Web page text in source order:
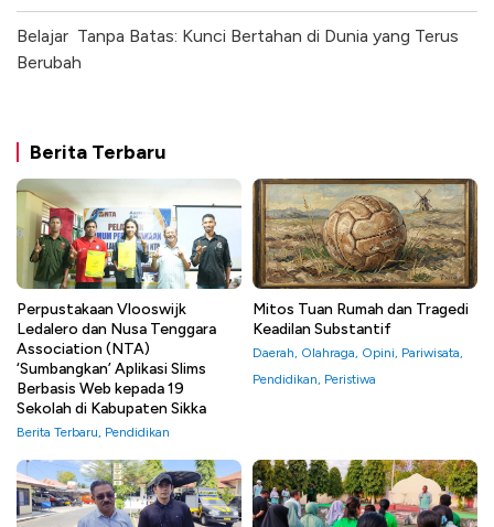
Belajar Tanpa Batas: Kunci Bertahan di Dunia yang Terus
Berubah
Berita Terbaru
Perpustakaan Vlooswijk
Ledalero dan Nusa Tenggara
Association (NTA)
‘Sumbangkan’ Aplikasi Slims
Berbasis Web kepada 19
Sekolah di Kabupaten Sikka
Berita Terbaru, Pendidikan
Mitos Tuan Rumah dan Tragedi
Keadilan Substantif
Daerah, Olahraga, Opini, Pariwisata,
Pendidikan, Peristiwa